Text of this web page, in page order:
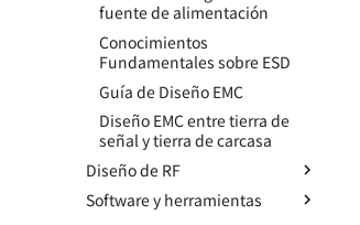
Señales de Modo Diferencial
Competencia y riesgo en
circuitos digitales
Clasificación de la memoria
Selección de Fusibles
Guía de selección de baterías
de litio
Diferentes modos de salida
Diseño de Fuentes de
Alimentación - Rizado y Ruido
con Métodos de Medición
Diseño de Fuentes de
Alimentación - Relación de
Rechazo de la Fuente de
Alimentación LDO (PSRR) y su
Método de Medición
Esquema de alimentación
(LDO) - XC6206
fuente de alimentación
Conocimientos
Fundamentales sobre ESD
Guía de Diseño EMC
Diseño EMC entre tierra de
señal y tierra de carcasa
Diseño de RF
Radiofrecuencia -
Software y herramientas